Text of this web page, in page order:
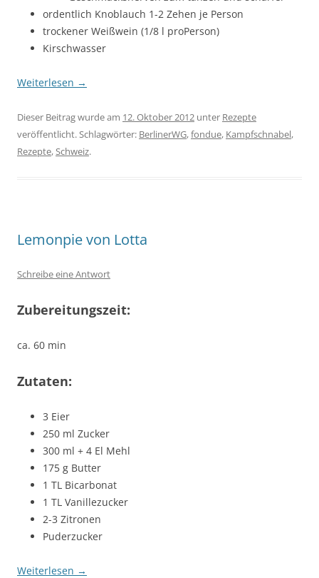
ordentlich Knoblauch 1-2 Zehen je Person
trockener Weißwein (1/8 l proPerson)
Kirschwasser
Weiterlesen →
Dieser Beitrag wurde am 12. Oktober 2012 unter Rezepte
veröffentlicht. Schlagwörter: BerlinerWG,fondue, Kampfschnabel,
Rezepte,Schweiz.
Lemonpie von Lotta
Schreibe eine Antwort
Zubereitungszeit:
ca. 60 min
Zutaten:
3 Eier
250 ml Zucker
300 ml + 4 El Mehl
175 g Butter
1 TL Bicarbonat
1 TL Vanillezucker
2-3 Zitronen
Puderzucker
Weiterlesen →